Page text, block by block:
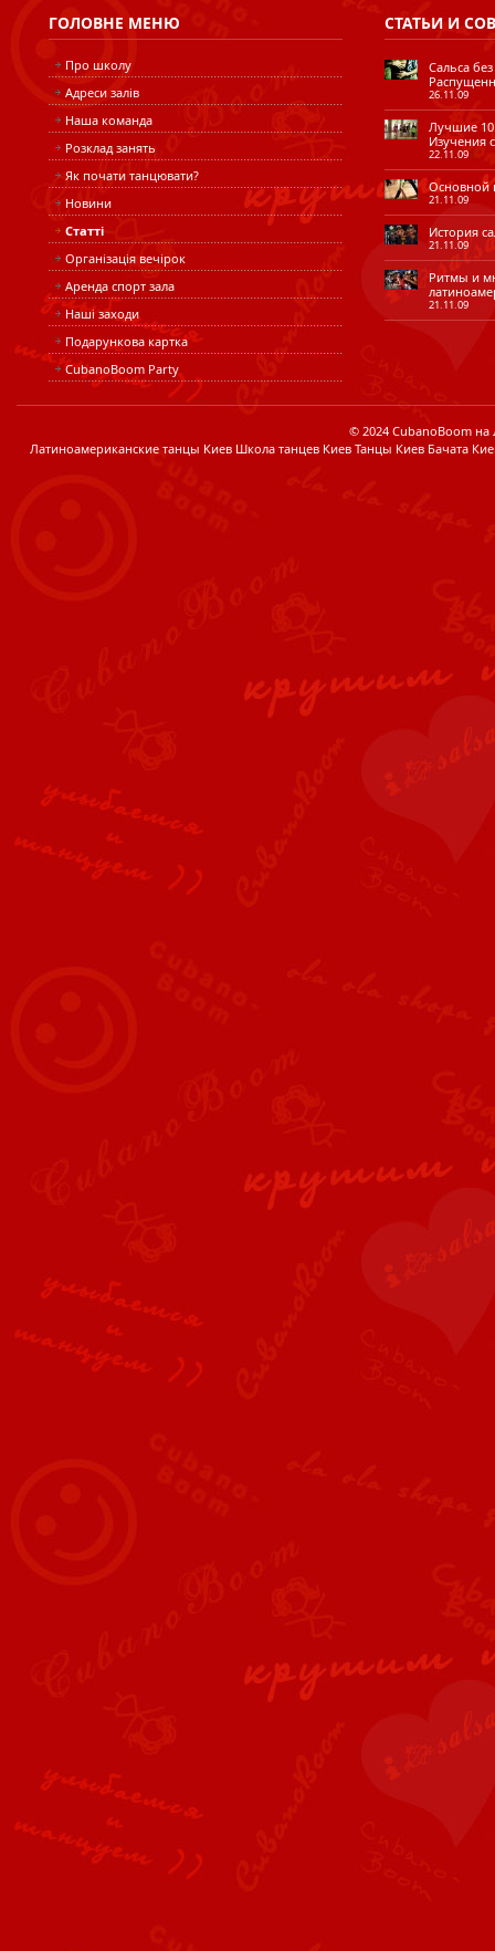
ГОЛОВНЕ МЕНЮ
Про школу
Адреси залів
Наша команда
Розклад занять
Як почати танцювати?
Новини
Статті
Організація вечірок
Аренда спорт зала
Наші заходи
Подарункова картка
CubanoBoom Party
СТАТЬИИ
Сальса
26.11.09
Лучшие 10
Изучения
22.11.09
Основной
21.11.09
История
21.11.09
Ритмы и
21.11.09
© 2024 CubanoBoom на
Латиноамериканские танцы Киев Школа танцев Киев Танцы Киев Бачата